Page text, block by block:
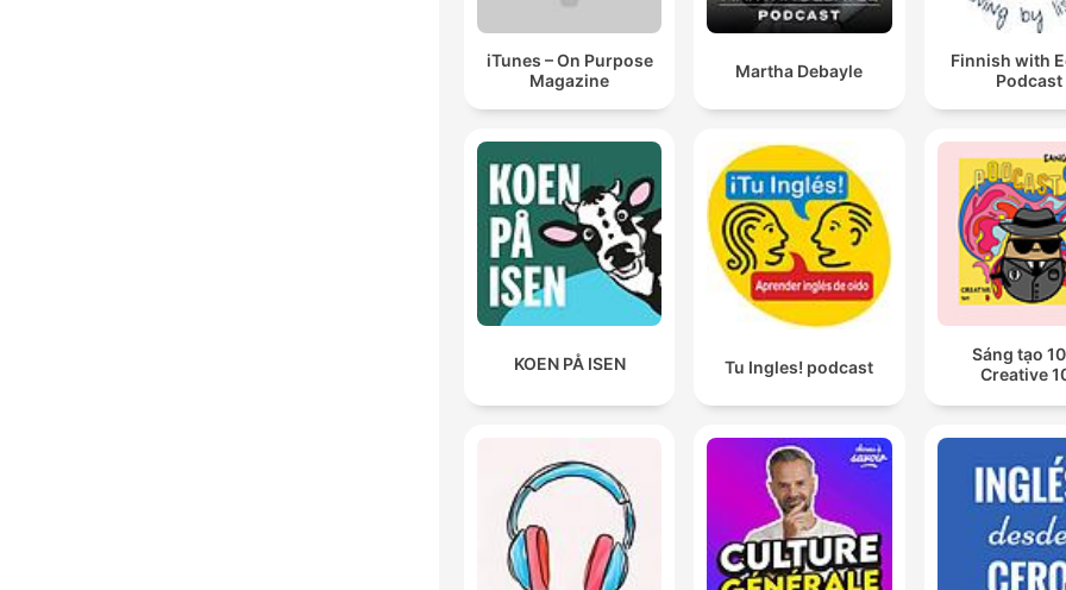
iTunes – On Purpose
Magazine
Martha Debayle
Finnish with
Podcast
KOEN PÅ ISEN Tu Ingles! podcast
Sáng tạo
Creative